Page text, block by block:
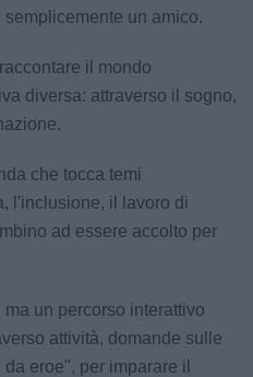
un amico.
il mondo
diversa: attraverso il sogno,
che tocca temi
l'inclusione, il lavoro di
ad essere accolto per
un percorso interattivo
attività, domande sulle
eroe", per imparare il